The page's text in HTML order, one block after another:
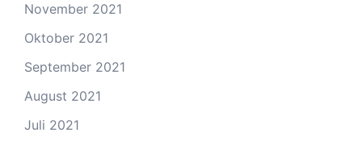
November 2021
Oktober 2021
September 2021
August 2021
Juli 2021